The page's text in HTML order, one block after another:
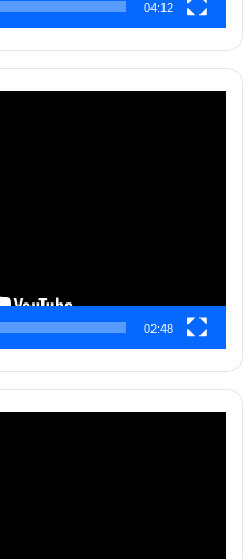
04:12
02:48